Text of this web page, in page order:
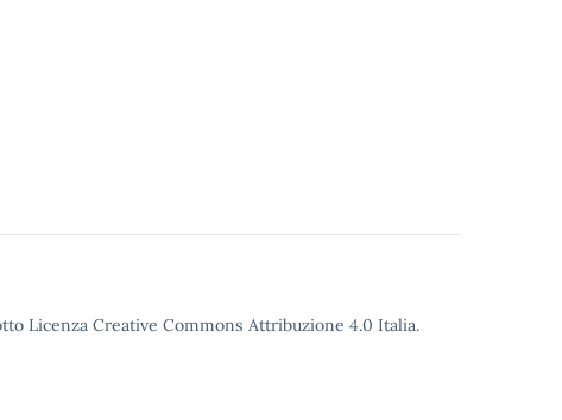
Licenza Creative Commons Attribuzione 4.0 Italia.